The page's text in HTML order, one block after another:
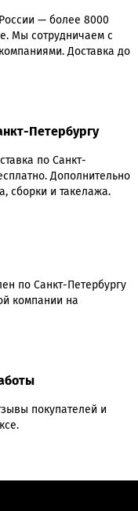
— более 8000
Мы сотрудничаем с
Доставка до
Петербургу
по Санкт-
Дополнительно
сборки и такелажа.
по Санкт-Петербургу
компании на
покупателей и